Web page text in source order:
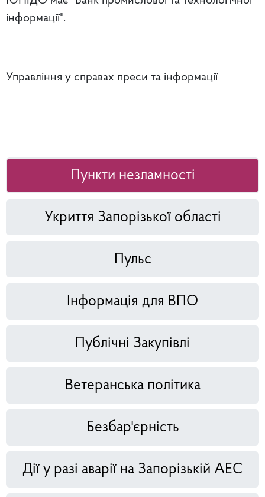
інформації".
Управління у справах преси та інформації
Пункти незламності
Укриття Запорізької області
Пульс
Інформація для ВПО
Публічні Закупівлі
Ветеранська політика
Безбар'єрність
Дії у разі аварії на Запорізькій АЕС